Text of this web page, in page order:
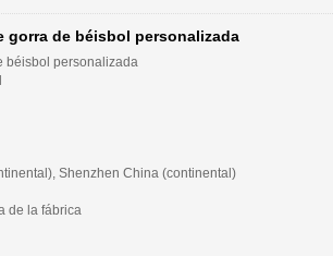
de béisbol personalizada
béisbol personalizada
Shenzhen China (continental)
de la fábrica